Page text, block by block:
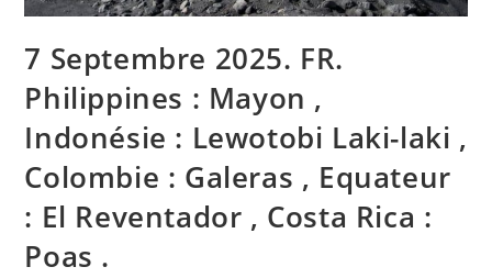
7 Septembre 2025. FR.
Philippines : Mayon ,
Indonésie : Lewotobi Laki-laki ,
Colombie : Galeras , Equateur
: El Reventador , Costa Rica :
Poas .